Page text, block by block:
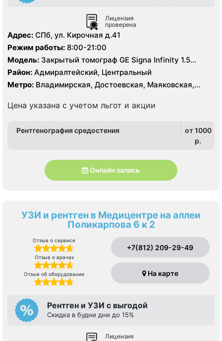
Лицензия
проверена
Адрес: СПб, ул. Кирочная д.41
Режим работы: 8:00-21:00
Модель: Закрытый томограф GE Signa Infinity 1.5
Тесла, КТ Toshiba Aquilion 64 среза
Район: Адмиралтейский, Центральный
Метро: Владимирская, Достоевская, Маяковская,
Цена указана с учетом льгот и акции
Рентгенография средостения
от 1000
p.
Онлайн запись
УЗИ и рентген в Медицентре на аллеи
Поликарпова 6 к 2
Отзыв о сервисе
Отзыв о врачах
Отзыв об оборудовании
+7(812) 209-29-49
На карте
Рентген и УЗИ с выгодой
Скидка в будни дни до 15%
Лицензия